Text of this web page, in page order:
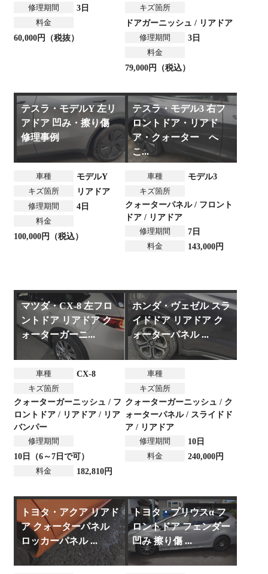
修理期間
3日
料金
60,000円（税抜）
キズ箇所
ドアガーニッシュ / リアドア
修理期間
3日
料金
79,000円（税込）
テスラ・モデルY 左リ
アドア 凹み・擦り傷
修理事例
車種
モデルY
キズ箇所
リアドア
修理期間
4日
料金
100,000円（税込）
テスラ・モデル3 右フ
ロントドア・リアド
ア・クォーター へ
こ...
車種
モデル3
キズ箇所
クォーターパネル / フロント
ドア / リアドア
修理期間
7日
料金
143,000円
マツダ・CX-8 左フロ
ントドア リアドア ク
ォーターガーニ...
車種
CX-8
キズ箇所
クォーターガーニッシュ / フ
ロントドア / リアドア / リア
バンパー
修理期間
10日（6～7日で可）
料金
182,810円
ホンダ・ヴェゼル スラ
イドドア リアドア ク
ォーターパネル ...
車種
キズ箇所
クォーターガーニッシュ / ク
ォーターパネル / スライドド
ア / リアドア
修理期間
10日
料金
240,000円
トヨタ・アクア リアド
ア クォーターパネル
ロッカーパネル ...
トヨタ・プリウスα フ
ロントドア フェンダー
凹み 擦り傷 ...